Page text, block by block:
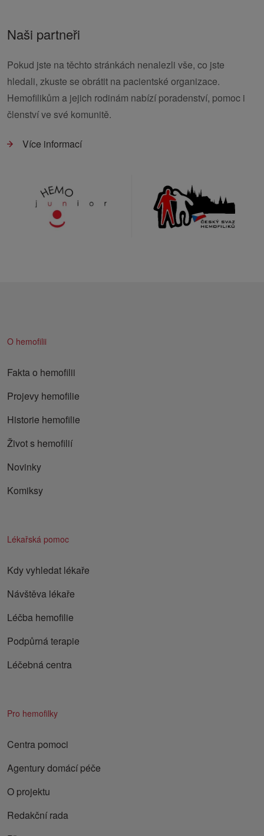
Naši partneři
Pokud jste na těchto stránkách nenalezli vše, co jste
hledali, zkuste se obrátit na pacientské organizace.
Hemofilikům a jejich rodinám nabízí poradenství, pomoc i
členství ve své komunitě.
Více informací
O hemofilii
Fakta o hemofilii
Projevy hemofilie
Historie hemofilie
Život s hemofilií
Novinky
Komiksy
Lékařská pomoc
Kdy vyhledat lékaře
Návštěva lékaře
Léčba hemofilie
Podpůrná terapie
Léčebná centra
Pro hemofilky
Centra pomoci
Agentury domácí péče
O projektu
Redakční rada